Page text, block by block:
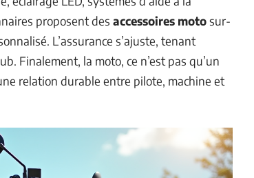
proposent des accessoires motosur-
L’assurance s’ajuste, tenant
Finalement, la moto, ce n’est pas qu’un
relation durable entre pilote, machine et